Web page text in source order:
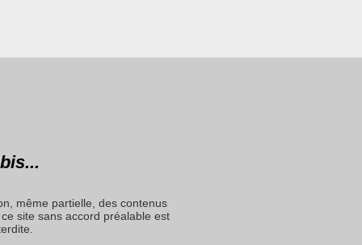
même partielle, des contenus
site sans accord préalable est